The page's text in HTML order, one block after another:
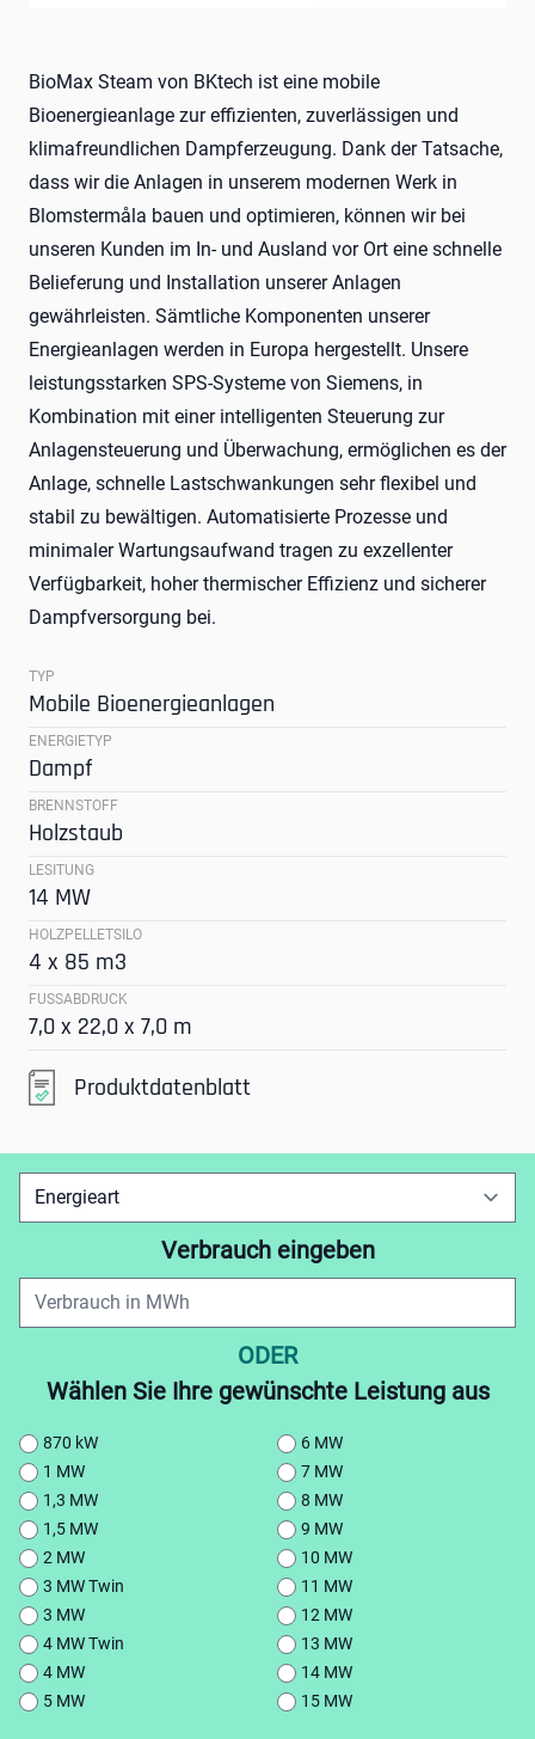
Verbrauch eingeben
ODER
Wählen Sie Ihre gewünschte Leistung aus
870 kW
1 MW
1,3 MW
1,5 MW
2 MW
3 MW Twin
3 MW
4 MW Twin
4 MW
5 MW
6 MW
7 MW
8 MW
9 MW
10 MW
11 MW
12 MW
13 MW
14 MW
15 MW
BioMax Steam von BKtech ist eine mobile
Bioenergieanlage zur effizienten, zuverlässigen und
klimafreundlichen Dampferzeugung. Dank der Tatsache,
dass wir die Anlagen in unserem modernen Werk in
Blomstermåla bauen und optimieren, können wir bei
unseren Kunden im In- und Ausland vor Ort eine schnelle
Belieferung und Installation unserer Anlagen
gewährleisten. Sämtliche Komponenten unserer
Energieanlagen werden in Europa hergestellt. Unsere
leistungsstarken SPS-Systeme von Siemens, in
Kombination mit einer intelligenten Steuerung zur
Anlagensteuerung und Überwachung, ermöglichen es der
Anlage, schnelle Lastschwankungen sehr flexibel und
stabil zu bewältigen. Automatisierte Prozesse und
minimaler Wartungsaufwand tragen zu exzellenter
Verfügbarkeit, hoher thermischer Effizienz und sicherer
Dampfversorgung bei.
TYP
Mobile Bioenergieanlagen
ENERGIETYP
Dampf
BRENNSTOFF
Holzstaub
LESITUNG
14 MW
HOLZPELLETSILO
4 x 85 m3
FUSSABDRUCK
7,0 x 22,0 x 7,0 m
Produktdatenblatt